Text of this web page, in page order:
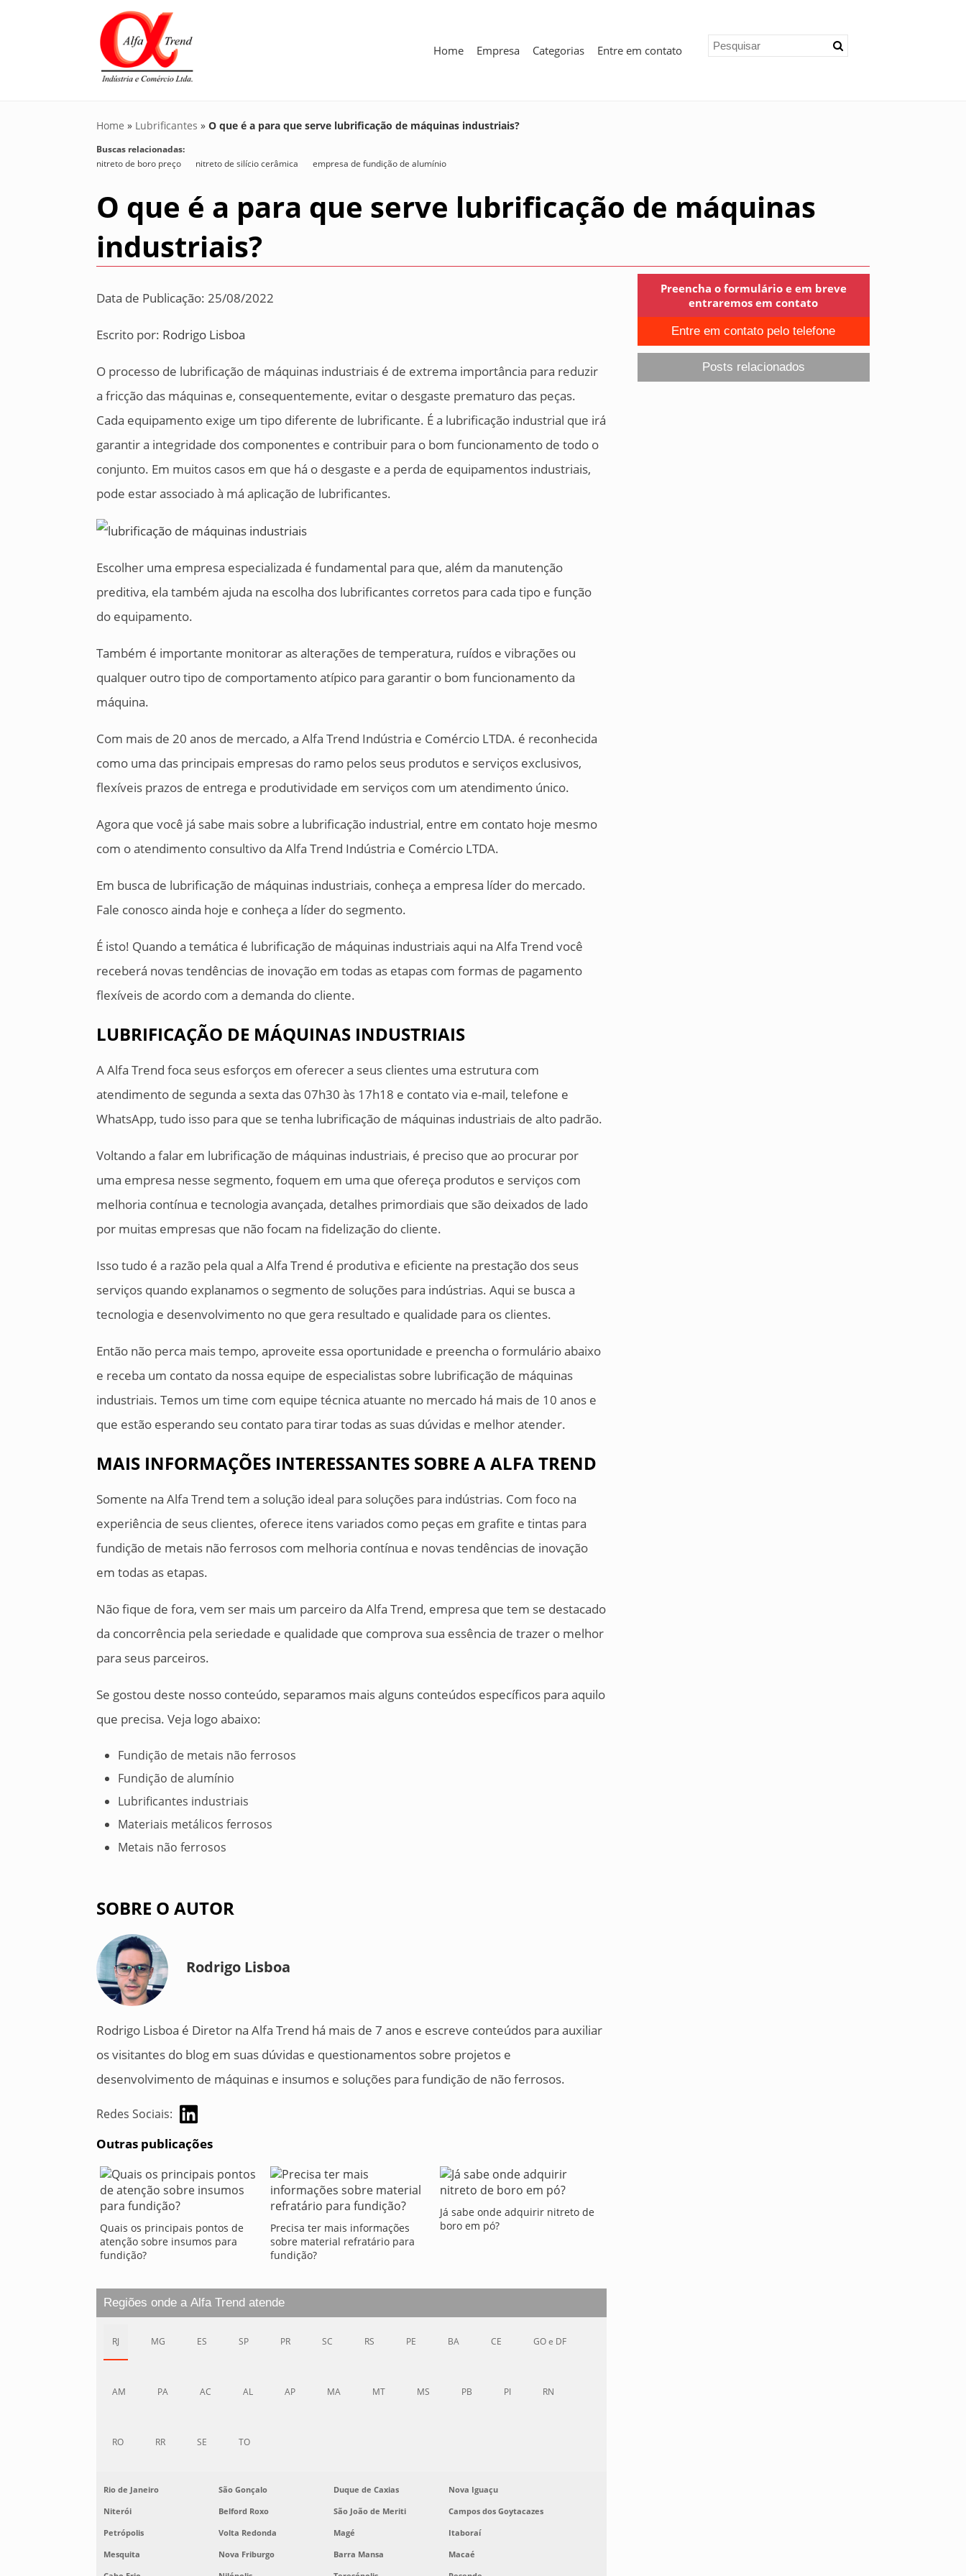
Home Empresa Categorias Entre em contato
Home » Lubrificantes »O que é a para que serve lubrificação de máquinas industriais?
Buscas relacionadas:
nitreto de boro preço
nitreto de silício cerâmica empresa de fundição de alumínio
O que é a para que serve lubrificação de máquinas
industriais?
Data de Publicação: 25/08/2022
Escrito por: Rodrigo Lisboa
O processo de lubrificação de máquinas industriais é de extrema importância para reduzir
a fricção das máquinas e, consequentemente, evitar o desgaste prematuro das peças.
Cada equipamento exige um tipo diferente de lubrificante. É a lubrificação industrial que irá
garantir a integridade dos componentes e contribuir para o bom funcionamento de todo o
conjunto. Em muitos casos em que há o desgaste e a perda de equipamentos industriais,
pode estar associado à má aplicação de lubrificantes.
Escolher uma empresa especializada é fundamental para que, além da manutenção
preditiva, ela também ajuda na escolha dos lubrificantes corretos para cada tipo e função
do equipamento.
Também é importante monitorar as alterações de temperatura, ruídos e vibrações ou
qualquer outro tipo de comportamento atípico para garantir o bom funcionamento da
máquina.
Com mais de 20 anos de mercado, a Alfa Trend Indústria e Comércio LTDA. é reconhecida
como uma das principais empresas do ramo pelos seus produtos e serviços exclusivos,
flexíveis prazos de entrega e produtividade em serviços com um atendimento único.
Agora que você já sabe mais sobre a lubrificação industrial, entre em contato hoje mesmo
com o atendimento consultivo da Alfa Trend Indústria e Comércio LTDA.
Em busca de lubrificação de máquinas industriais, conheça a empresa líder do mercado.
Fale conosco ainda hoje e conheça a líder do segmento.
É isto! Quando a temática é lubrificação de máquinas industriais aqui na Alfa Trend você
receberá novas tendências de inovação em todas as etapas com formas de pagamento
flexíveis de acordo com a demanda do cliente.
LUBRIFICAÇÃO DE MÁQUINAS INDUSTRIAIS
A Alfa Trend foca seus esforços em oferecer a seus clientes uma estrutura com
atendimento de segunda a sexta das 07h30 às 17h18 e contato via e-mail, telefone e
WhatsApp, tudo isso para que se tenha lubrificação de máquinas industriais de alto padrão.
Voltando a falar em lubrificação de máquinas industriais, é preciso que ao procurar por
uma empresa nesse segmento, foquem em uma que ofereça produtos e serviços com
melhoria contínua e tecnologia avançada, detalhes primordiais que são deixados de lado
por muitas empresas que não focam na fidelização do cliente.
Isso tudo é a razão pela qual a Alfa Trend é produtiva e eficiente na prestação dos seus
serviços quando explanamos o segmento de soluções para indústrias. Aqui se busca a
tecnologia e desenvolvimento no que gera resultado e qualidade para os clientes.
Então não perca mais tempo, aproveite essa oportunidade e preencha o formulário abaixo
e receba um contato da nossa equipe de especialistas sobre lubrificação de máquinas
industriais. Temos um time com equipe técnica atuante no mercado há mais de 10 anos e
que estão esperando seu contato para tirar todas as suas dúvidas e melhor atender.
MAIS INFORMAÇÕES INTERESSANTES SOBRE A ALFA TREND
Somente na Alfa Trend tem a solução ideal para soluções para indústrias. Com foco na
experiência de seus clientes, oferece itens variados como peças em grafite e tintas para
fundição de metais não ferrosos com melhoria contínua e novas tendências de inovação
em todas as etapas.
Não fique de fora, vem ser mais um parceiro da Alfa Trend, empresa que tem se destacado
da concorrência pela seriedade e qualidade que comprova sua essência de trazer o melhor
para seus parceiros.
Se gostou deste nosso conteúdo, separamos mais alguns conteúdos específicos para aquilo
que precisa. Veja logo abaixo:
Fundição de metais não ferrosos
Fundição de alumínio
Lubrificantes industriais
Materiais metálicos ferrosos
Metais não ferrosos
SOBRE O AUTOR
Rodrigo Lisboa
Rodrigo Lisboa é Diretor na Alfa Trend há mais de 7 anos e escreve conteúdos para auxiliar
os visitantes do blog em suas dúvidas e questionamentos sobre projetos e
desenvolvimento de máquinas e insumos e soluções para fundição de não ferrosos.
Redes Sociais:
Outras publicações
Quais os principais pontos de
atenção sobre insumos para
fundição?
Precisa ter mais informações
sobre material refratário para
fundição?
Já sabe onde adquirir nitreto de
boro em pó?
Regiões onde a Alfa Trend atende
RJ MG ES SP PR SC RS PE BA CE GO e DF
AM PA AC AL AP MA MT MS PB PI RN
RO RR SE TO
Rio de Janeiro São Gonçalo Duque de Caxias
Nova Iguaçu
Niterói
Belford Roxo São João de Meriti
Campos dos Goytacazes
Petrópolis
Volta Redonda Magé
Itaboraí
Mesquita
Nova Friburgo Barra Mansa
Macaé
Preencha o formulário e em breve
entraremos em contato
Entre em contato pelo telefone
Posts relacionados